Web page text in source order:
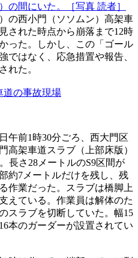
の間にいた。［写真 読者］
の西小門（ソソムン）高架車
された時点から崩落まで12時
った。しかし、この「ゴール
ではなく、応急措置や報告、
れた。
道の事故現場
午前1時30分ごろ、西大門区
高架車道スラブ（上部床版）
長さ28メートルのS9区間が
約7メートルだけを残し、残
作業だった。スラブは橋脚上
えている。作業員は解体のた
スラブを切断していた。幅15
本のガーダーが設置されてい